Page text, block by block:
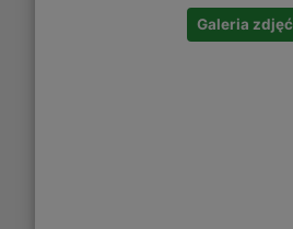
Galeria zdjęć